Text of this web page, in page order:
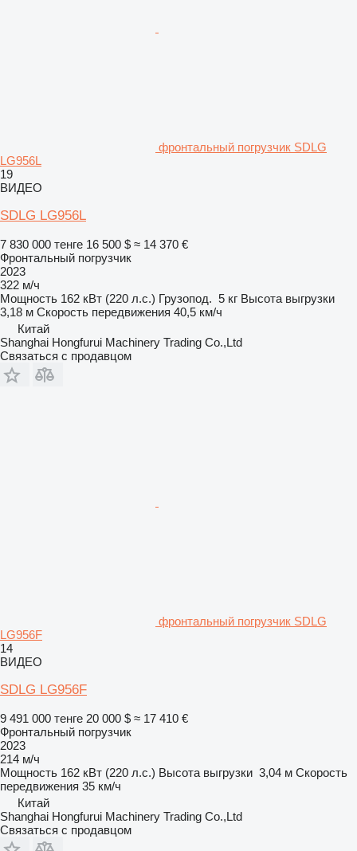
фронтальный погрузчик SDLG
LG956L
19
ВИДЕО
SDLG LG956L
7 830 000 тенге 16 500 $ ≈ 14 370 €
Фронтальный погрузчик
2023
322 м/ч
Мощность 162 кВт (220 л.с.) Грузопод. 5 кг Высота выгрузки
3,18 м Скорость передвижения 40,5 км/ч
Китай
Shanghai Hongfurui Machinery Trading Co.,Ltd
Связаться с продавцом
фронтальный погрузчик SDLG
LG956F
14
ВИДЕО
SDLG LG956F
9 491 000 тенге 20 000 $ ≈ 17 410 €
Фронтальный погрузчик
2023
214 м/ч
Мощность 162 кВт (220 л.с.) Высота выгрузки 3,04 м Скорость
передвижения 35 км/ч
Китай
Shanghai Hongfurui Machinery Trading Co.,Ltd
Связаться с продавцом